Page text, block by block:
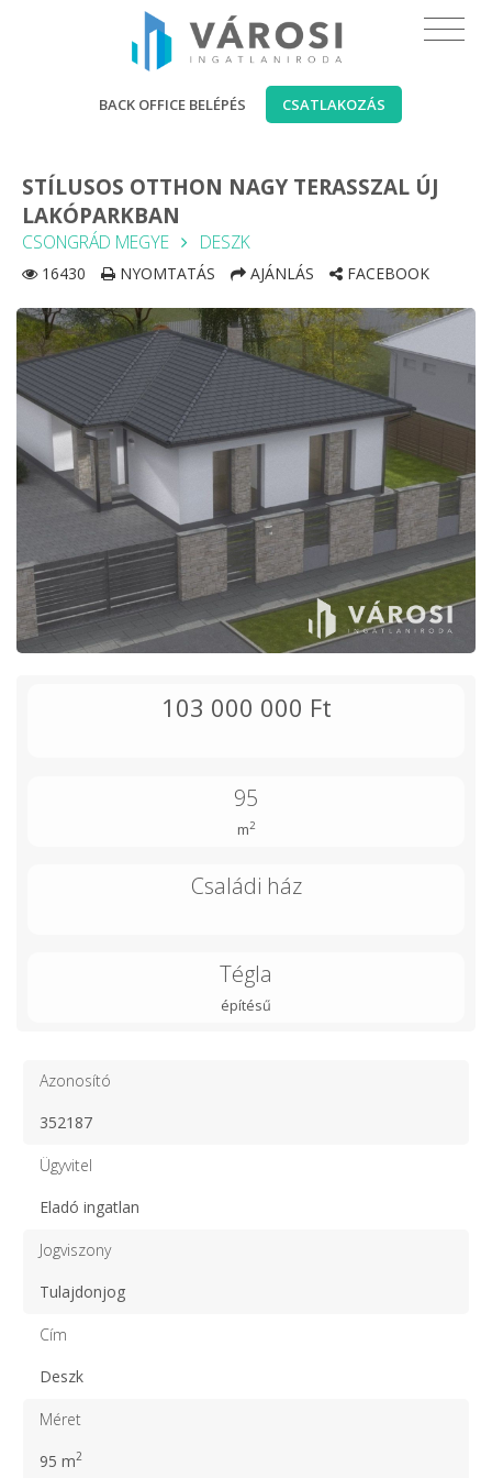
BACK OFFICE BELÉPÉS CSATLAKOZÁS
STÍLUSOS OTTHON NAGY TERASSZAL ÚJ
LAKÓPARKBAN
CSONGRÁD MEGYE DESZK
16430 NYOMTATÁS AJÁNLÁS FACEBOOK
103 000 000 Ft
95
m2
Családi ház
Tégla
építésű
Azonosító
352187
Ügyvitel
Eladó ingatlan
Jogviszony
Tulajdonjog
Cím
Deszk
Méret
95 m2